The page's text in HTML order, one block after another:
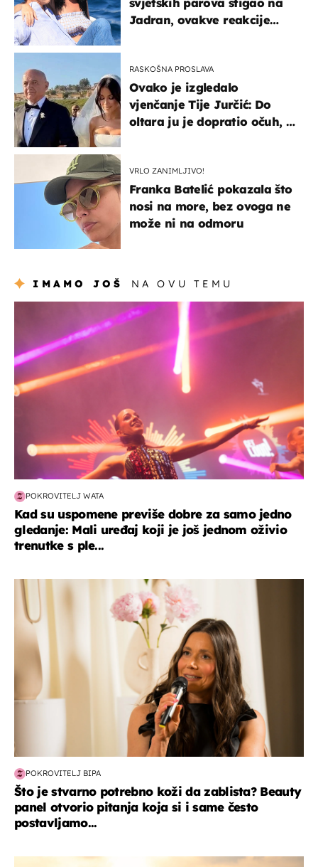
Jadran, ovakve reakcije
RASKOŠNA PROSLAVA
Ovako je izgledalo
vjenčanje Tije Jurčić: Do
oltara ju je dopratio očuh, a
VRLO ZANIMLJIVO!
Franka Batelić pokazala što
nosi na more, bez ovoga ne
može ni na odmoru
IMAMO JOŠ NA OVU TEMU
POKROVITELJ WATA
Kad su uspomene previše dobre za samo jedno
gledanje: Mali uređaj koji je još jednom oživio
trenutke s ple...
moda & ljepota
POKROVITELJ BIPA
Što je stvarno potrebno koži da zablista? Beauty
panel otvorio pitanja koja si i same često
postavljamo...